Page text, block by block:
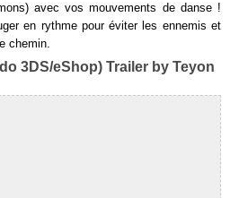
avec vos mouvements de danse !
en rythme pour éviter les ennemis et
chemin.
3DS/eShop) Trailer by Teyon